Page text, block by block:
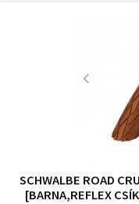
SCHWALBE ROAD
[BARNA,REFLEX